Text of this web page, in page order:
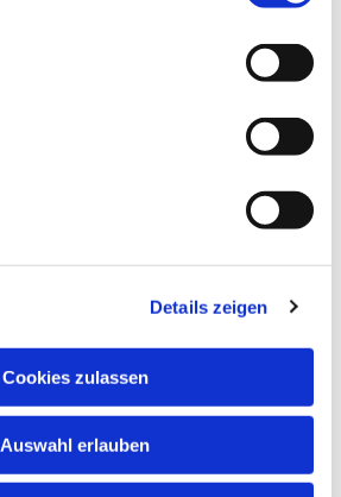
Details zeigen
Cookies zulassen
Auswahl erlauben